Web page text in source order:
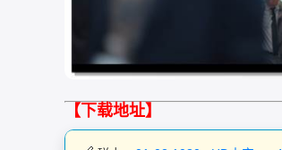
【下载地址】